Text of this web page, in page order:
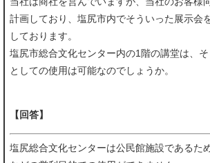
計画しており、塩尻市内でそういった展示会
しております。
塩尻市総合文化センター内の1階の講堂は、
としての使用は可能なのでしょうか。​
【回答】
塩尻総合文化センターは公民館施設であるた